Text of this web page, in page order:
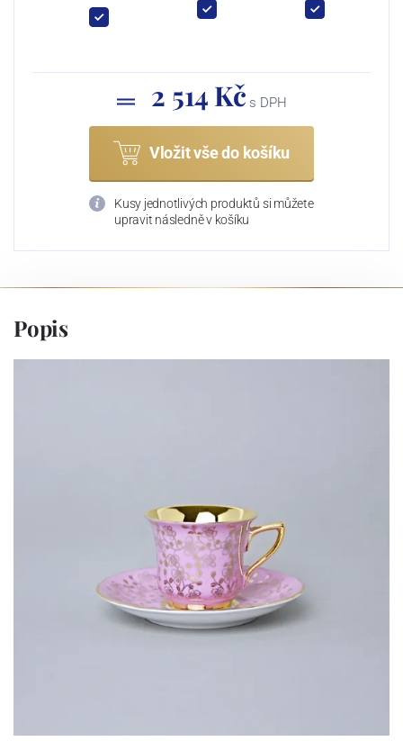
2 514 Kč s DPH
Vložit vše do košíku
Kusy jednotlivých produktů si můžete
upravit následně v košíku
Popis